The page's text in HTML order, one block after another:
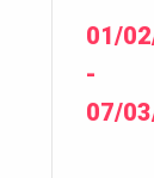
01/
-
07/